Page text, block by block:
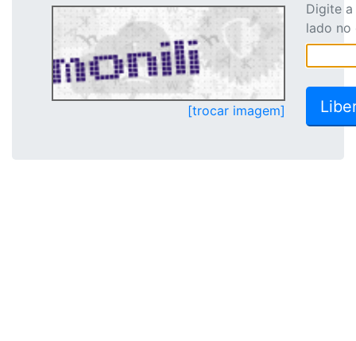
[trocar imagem]
Digite
lado no